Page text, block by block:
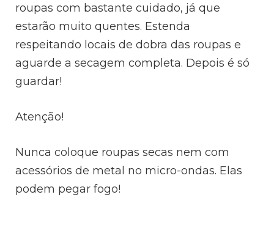
roupas com bastante cuidado, já que
estarão muito quentes. Estenda
respeitando locais de dobra das roupas e
aguarde a secagem completa. Depois é só
guardar!
Atenção!
Nunca coloque roupas secas nem com
acessórios de metal no micro-ondas. Elas
podem pegar fogo!